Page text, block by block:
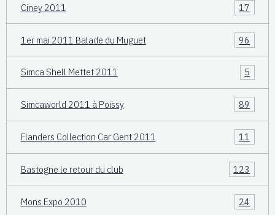
Ciney 2011 17
1er mai 2011 Balade du Muguet 96
Simca Shell Mettet 2011 5
Simcaworld 2011 à Poissy 89
Flanders Collection Car Gent 2011 11
Bastogne le retour du club 123
Mons Expo 2010 24